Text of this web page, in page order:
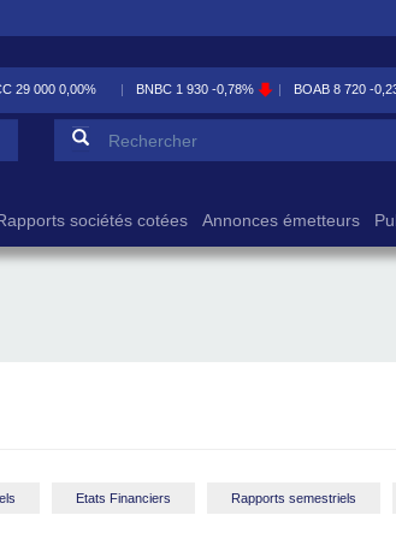
29 000 0,00% BNBC 1 930 -0,78% BOAB 8 720 -
Formulaire de
sociétés cotées Annonces émetteurs
Etats Financiers Rapports semestriels